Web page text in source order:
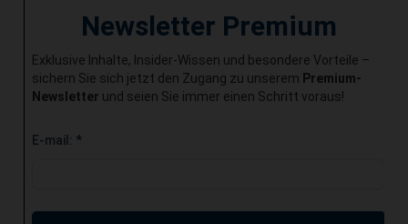
Newsletter Premium
Exklusive Inhalte, Insider-Wissen und besondere Vorteile –
sichern Sie sich jetzt den Zugang zu unserem Premium-
Newsletter und seien Sie immer einen Schritt voraus!
E-mail: *